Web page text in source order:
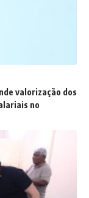
valorização dos
no